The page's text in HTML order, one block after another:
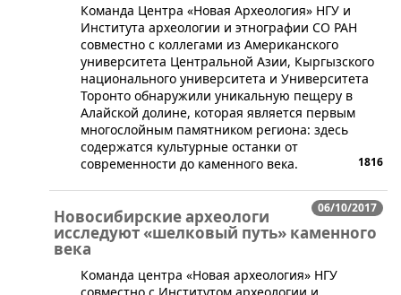
Команда Центра «Новая Археология» НГУ и
Института археологии и этнографии СО РАН
совместно с коллегами из Американского
университета Центральной Азии, Кыргызского
национального университета и Университета
Торонто обнаружили уникальную пещеру в
Алайской долине, которая является первым
многослойным памятником региона: здесь
содержатся культурные останки от
современности до каменного века.
1816
06/10/2017
Новосибирские археологи
исследуют «шелковый путь» каменного
века
Команда центра «Новая археология» НГУ